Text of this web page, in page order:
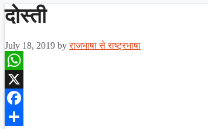
दोस्ती
July 18, 2019 byराजभाषा से राष्ट्रभाषा
WhatsApp
X
Facebook